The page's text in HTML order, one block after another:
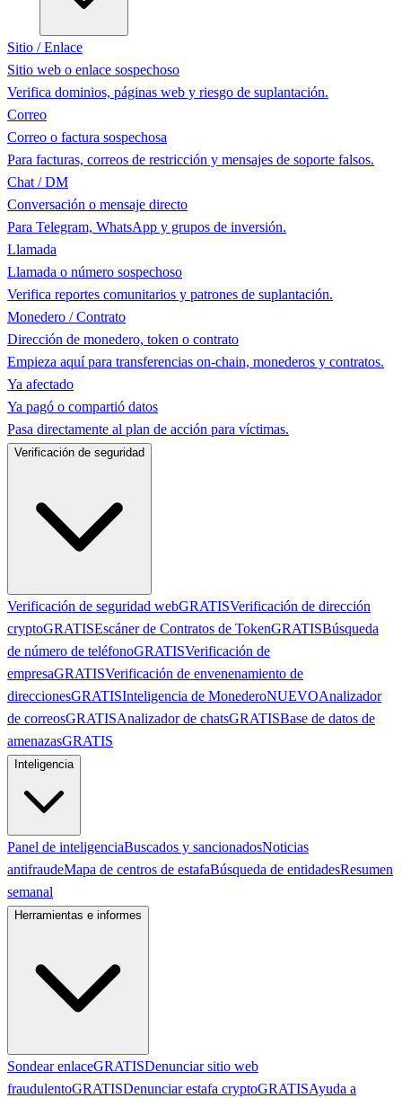
Sitio / Enlace
Sitio web o enlace sospechoso
Verifica dominios, páginas web y riesgo de suplantación.
Correo
Correo o factura sospechosa
Para facturas, correos de restricción y mensajes de soporte falsos.
Chat / DM
Conversación o mensaje directo
Para Telegram, WhatsApp y grupos de inversión.
Llamada
Llamada o número sospechoso
Verifica reportes comunitarios y patrones de suplantación.
Monedero / Contrato
Dirección de monedero, token o contrato
Empieza aquí para transferencias on-chain, monederos y contratos.
Ya afectado
Ya pagó o compartió datos
Pasa directamente al plan de acción para víctimas.
Verificación de seguridad
Verificación de seguridad webGRATISVerificación de dirección
cryptoGRATISEscáner de Contratos de TokenGRATISBúsqueda
de número de teléfonoGRATISVerificación de
empresaGRATISVerificación de envenenamiento de
direccionesGRATISInteligencia de MonederoNUEVOAnalizador
de correosGRATISAnalizador de chatsGRATISBase de datos de
amenazasGRATIS
Inteligencia
Panel de inteligenciaBuscados y sancionadosNoticias
antifraudeMapa de centros de estafaBúsqueda de entidadesResumen
semanal
Herramientas e informes
Sondear enlaceGRATISDenunciar sitio web
fraudulentoGRATISDenunciar estafa cryptoGRATISAyuda a